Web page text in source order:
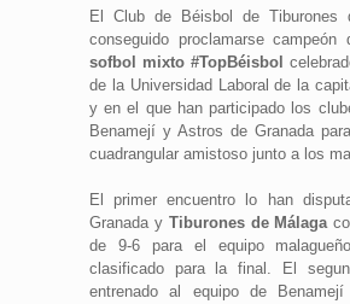
El Club de Béisbol de Tiburones
conseguido proclamarse
sofbol mixto #TopBéisbol
de la Universidad Laboral de la
y en el que han participado los
Benamejí y Astros de Granada
cuadrangular amistoso junto a los
El primer encuentro lo han
Granada y Tiburones de Málaga
de 9-6 para el equipo
clasificado para la final. El
entrenado al equipo de